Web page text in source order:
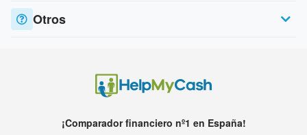
Otros
¡Comparador financiero nº1 en España!